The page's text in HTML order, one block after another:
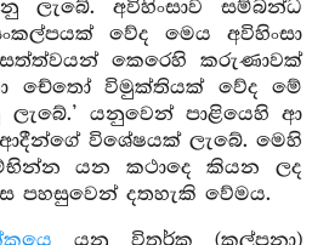
ලැබේ. අවිහිංසාව සම්බන්ධ
වේද මෙය අවිහිංසා
කෙරෙහි කරුණාවක්
චේතෝ විමුක්තියක් වේද මේ
ලැබේ.’ යනුවෙන් පාළියෙහි ආ
විශේෂයක් ලැබේ. මෙහි
යන කථාදෙ කියන ලද
පහසුවෙන් දතහැකි වේමය.